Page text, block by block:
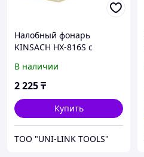
Налобный фонарь
KINSACH HX-816S с
Type-C, IP44)
В наличии
2 225₸
Купить
ТОО "UNI-LINK TOOLS"